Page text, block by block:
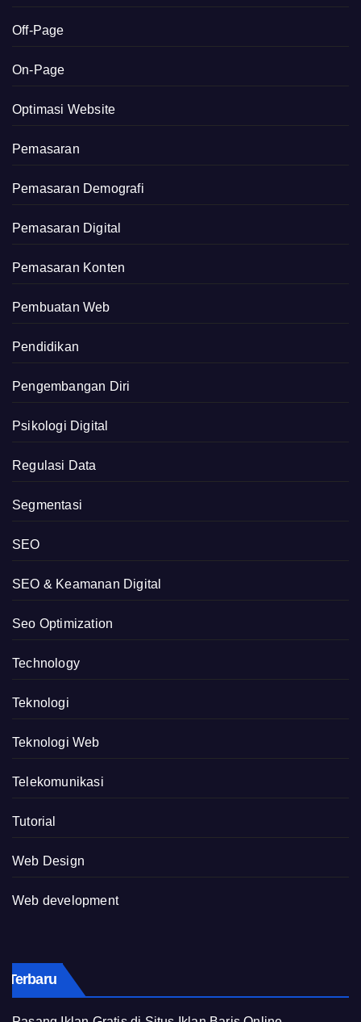
Off-Page
On-Page
Optimasi Website
Pemasaran
Pemasaran Demografi
Pemasaran Digital
Pemasaran Konten
Pembuatan Web
Pendidikan
Pengembangan Diri
Psikologi Digital
Regulasi Data
Segmentasi
SEO
SEO & Keamanan Digital
Seo Optimization
Technology
Teknologi
Teknologi Web
Telekomunikasi
Tutorial
Web Design
Web development
Terbaru